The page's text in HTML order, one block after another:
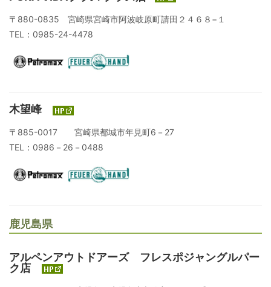
〒880-0835 宮崎県宮崎市阿波岐原町請田２４６８−１
TEL：0985-24-4478
木望峰
〒885-0017 宮崎県都城市年見町6－27
TEL：0986－26－0488
鹿児島県
アルペンアウトドアーズ フレスポジャングルパー
ク店